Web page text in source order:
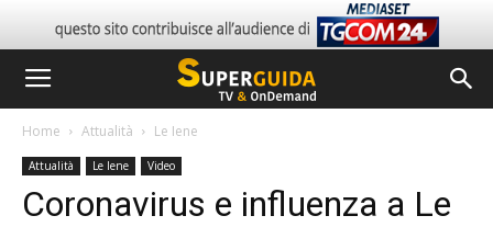
Home Attualità Le Iene
Attualità Le Iene Video
Coronavirus e influenza a Le